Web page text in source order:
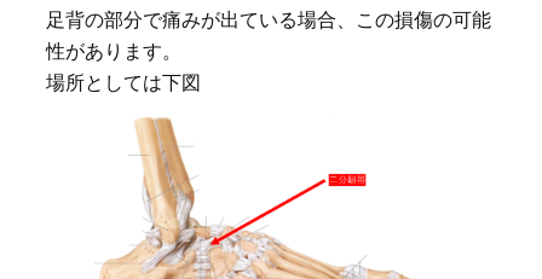
足背の部分で痛みが出ている場合、この損傷の可能
性があります。
場所としては下図